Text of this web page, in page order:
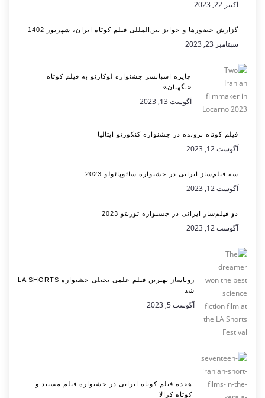
اکتبر 22, 2023
گزارش حضورها و جوایز بین‌المللی فیلم کوتاه ایران، شهریور 1402
سپتامبر 23, 2023
جایزه اسپانسر جشنواره لوکارنو به فیلم کوتاه
«نگهبان»
آگوست 13, 2023
فیلم کوتاه پرونده در جشنواره کنکورتو ایتالیا
آگوست 12, 2023
سه فیلم‌ساز ایرانی در جشنواره سائوپائولو 2023
آگوست 12, 2023
دو فیلم‌ساز ایرانی در جشنواره تورنتو 2023
آگوست 12, 2023
رویاساز بهترین فیلم علمی تخیلی جشنواره LA SHORTS
شد
آگوست 5, 2023
هفده فیلم کوتاه ایرانی در جشنواره فیلم مستند و
کوتاه کرالا